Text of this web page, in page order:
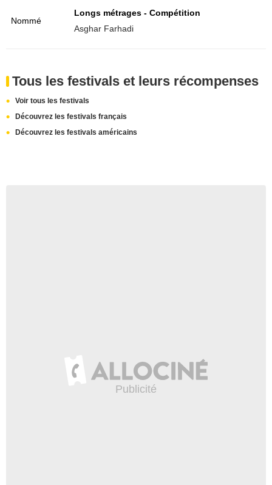
Nommé
Longs métrages - Compétition
Asghar Farhadi
Tous les festivals et leurs récompenses
Voir tous les festivals
Découvrez les festivals français
Découvrez les festivals américains